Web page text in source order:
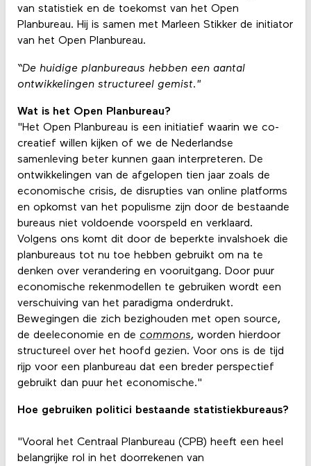
van statistiek en de toekomst van het Open
Planbureau. Hij is samen met Marleen Stikker de initiator
van het Open Planbureau.
“De huidige planbureaus hebben een aantal
ontwikkelingen structureel gemist."
Wat is het Open Planbureau?
"Het Open Planbureau is een initiatief waarin we co-
creatief willen kijken of we de Nederlandse
samenleving beter kunnen gaan interpreteren. De
ontwikkelingen van de afgelopen tien jaar zoals de
economische crisis, de disrupties van online platforms
en opkomst van het populisme zijn door de bestaande
bureaus niet voldoende voorspeld en verklaard.
Volgens ons komt dit door de beperkte invalshoek die
planbureaus tot nu toe hebben gebruikt om na te
denken over verandering en vooruitgang. Door puur
economische rekenmodellen te gebruiken wordt een
verschuiving van het paradigma onderdrukt.
Bewegingen die zich bezighouden met open source,
de deeleconomie en de commons, worden hierdoor
structureel over het hoofd gezien. Voor ons is de tijd
rijp voor een planbureau dat een breder perspectief
gebruikt dan puur het economische."
Hoe gebruiken politici bestaande statistiekbureaus?
"Vooral het Centraal Planbureau (CPB) heeft een heel
belangrijke rol in het doorrekenen van